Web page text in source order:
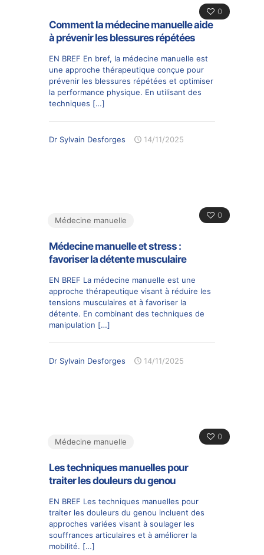
0
Comment la médecine manuelle aide
à prévenir les blessures répétées
EN BREF En bref, la médecine manuelle est
une approche thérapeutique conçue pour
prévenir les blessures répétées et optimiser
la performance physique. En utilisant des
techniques […]
Dr Sylvain Desforges 14/11/2025
0
Médecine manuelle
Médecine manuelle et stress :
favoriser la détente musculaire
EN BREF La médecine manuelle est une
approche thérapeutique visant à réduire les
tensions musculaires et à favoriser la
détente. En combinant des techniques de
manipulation […]
Dr Sylvain Desforges 14/11/2025
0
Médecine manuelle
Les techniques manuelles pour
traiter les douleurs du genou
EN BREF Les techniques manuelles pour
traiter les douleurs du genou incluent des
approches variées visant à soulager les
souffrances articulaires et à améliorer la
mobilité. […]